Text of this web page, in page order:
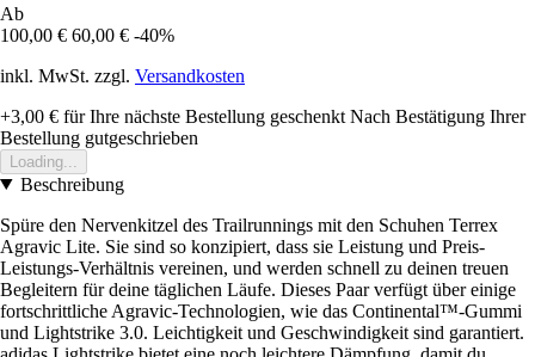
Ab
100,00 € 60,00 € -40%
inkl. MwSt. zzgl. Versandkosten
+3,00 € für Ihre nächste Bestellung geschenkt Nach Bestätigung Ihrer
Bestellung gutgeschrieben
Loading...
Beschreibung
Spüre den Nervenkitzel des Trailrunnings mit den Schuhen Terrex
Agravic Lite. Sie sind so konzipiert, dass sie Leistung und Preis-
Leistungs-Verhältnis vereinen, und werden schnell zu deinen treuen
Begleitern für deine täglichen Läufe. Dieses Paar verfügt über einige
fortschrittliche Agravic-Technologien, wie das Continental™-Gummi
und Lightstrike 3.0. Leichtigkeit und Geschwindigkeit sind garantiert.